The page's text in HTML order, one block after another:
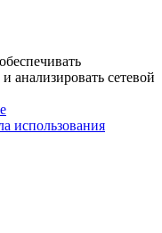
анализировать сетевой
использования